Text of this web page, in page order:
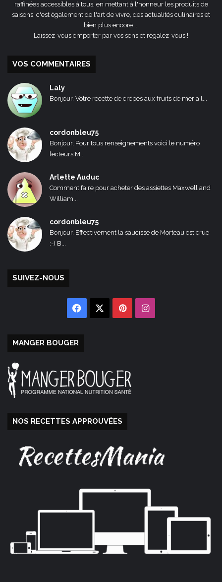
raffinées accessibles à tous, en mettant à l'honneur les produits de
saisons, c'est également de l'art de vivre, des actualités culinaires et
bien plus encore ...
Laissez-vous emporter par vos sens et régalez-vous !
VOS COMMENTAIRES
Laly
Bonjour, Votre recette de crêpes aux fruits de mer a l...
cordonbleu75
Bonjour, Pour tous renseignements voici le numéro
lecteurs M...
Arlette Auduc
Comment faire pour acheter des assiettes Maxwell and
William...
cordonbleu75
Bonjour, Effectivement la saucisse de Morteau est crue
:-) B...
SUIVEZ-NOUS
Facebook PinterestInstagram
MANGER BOUGER
NOS RECETTES APPROUVÉES